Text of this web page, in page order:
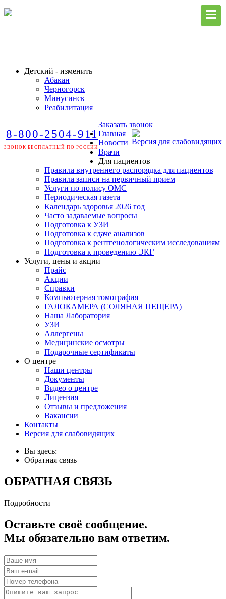
Детский - изменить
Абакан
Черногорск
Минусинск
Реабилитация
8-800-2504-911
ЗВОНОК БЕСПЛАТНЫЙ ПО РОССИИ
Заказать звонок
Версия для слабовидящих
Главная
Новости
Врачи
Для пациентов
Правила внутреннего распорядка для пациентов
Правила записи на первичный прием
Услуги по полису ОМС
Периодическая газета
Календарь здоровья 2026 год
Часто задаваемые вопросы
Подготовка к УЗИ
Подготовка к сдаче анализов
Подготовка к рентгенологическим исследованиям
Подготовка к проведению ЭКГ
Услуги, цены и акции
Прайс
Акции
Справки
Компьютерная томография
ГАЛОКАМЕРА (СОЛЯНАЯ ПЕЩЕРА)
Наша Лаборатория
УЗИ
Аллергены
Медицинские осмотры
Подарочные сертификаты
О центре
Наши центры
Документы
Видео о центре
Лицензия
Отзывы и предложения
Вакансии
Контакты
Версия для слабовидящих
Вы здесь:
Обратная связь
ОБРАТНАЯ СВЯЗЬ
Подробности
Оставьте своё сообщение.
Мы обязательно вам ответим.